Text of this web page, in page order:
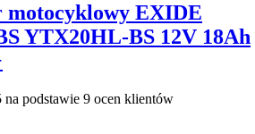
EXIDE
YTX20HL-BS 12V 18Ah
na podstawie 9 ocen klientów